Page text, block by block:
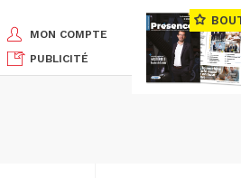
MON COMPTE
PUBLICITÉ